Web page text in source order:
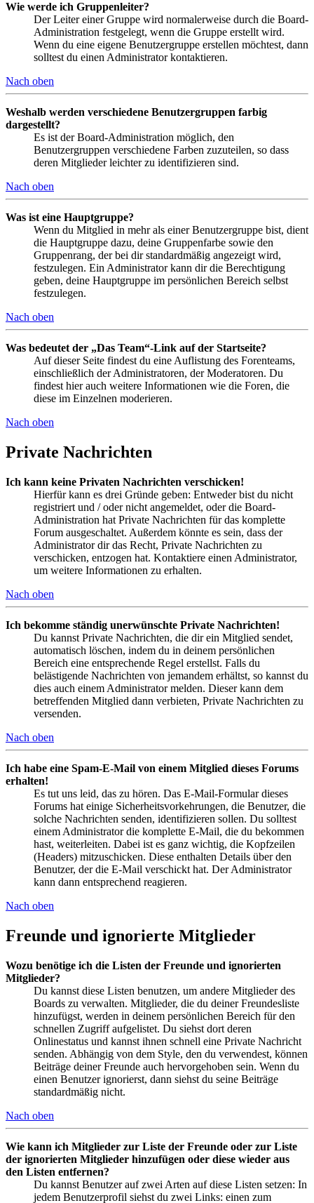
Wie werde ich Gruppenleiter?
Der Leiter einer Gruppe wird normalerweise durch die Board-
Administration festgelegt, wenn die Gruppe erstellt wird.
Wenn du eine eigene Benutzergruppe erstellen möchtest, dann
solltest du einen Administrator kontaktieren.
Nach oben
Weshalb werden verschiedene Benutzergruppen farbig
dargestellt?
Es ist der Board-Administration möglich, den
Benutzergruppen verschiedene Farben zuzuteilen, so dass
deren Mitglieder leichter zu identifizieren sind.
Nach oben
Was ist eine Hauptgruppe?
Wenn du Mitglied in mehr als einer Benutzergruppe bist, dient
die Hauptgruppe dazu, deine Gruppenfarbe sowie den
Gruppenrang, der bei dir standardmäßig angezeigt wird,
festzulegen. Ein Administrator kann dir die Berechtigung
geben, deine Hauptgruppe im persönlichen Bereich selbst
festzulegen.
Nach oben
Was bedeutet der „Das Team“-Link auf der Startseite?
Auf dieser Seite findest du eine Auflistung des Forenteams,
einschließlich der Administratoren, der Moderatoren. Du
findest hier auch weitere Informationen wie die Foren, die
diese im Einzelnen moderieren.
Nach oben
Private Nachrichten
Ich kann keine Privaten Nachrichten verschicken!
Hierfür kann es drei Gründe geben: Entweder bist du nicht
registriert und / oder nicht angemeldet, oder die Board-
Administration hat Private Nachrichten für das komplette
Forum ausgeschaltet. Außerdem könnte es sein, dass der
Administrator dir das Recht, Private Nachrichten zu
verschicken, entzogen hat. Kontaktiere einen Administrator,
um weitere Informationen zu erhalten.
Nach oben
Ich bekomme ständig unerwünschte Private Nachrichten!
Du kannst Private Nachrichten, die dir ein Mitglied sendet,
automatisch löschen, indem du in deinem persönlichen
Bereich eine entsprechende Regel erstellst. Falls du
belästigende Nachrichten von jemandem erhältst, so kannst du
dies auch einem Administrator melden. Dieser kann dem
betreffenden Mitglied dann verbieten, Private Nachrichten zu
versenden.
Nach oben
Ich habe eine Spam-E-Mail von einem Mitglied dieses Forums
erhalten!
Es tut uns leid, das zu hören. Das E-Mail-Formular dieses
Forums hat einige Sicherheitsvorkehrungen, die Benutzer, die
solche Nachrichten senden, identifizieren sollen. Du solltest
einem Administrator die komplette E-Mail, die du bekommen
hast, weiterleiten. Dabei ist es ganz wichtig, die Kopfzeilen
(Headers) mitzuschicken. Diese enthalten Details über den
Benutzer, der die E-Mail verschickt hat. Der Administrator
kann dann entsprechend reagieren.
Nach oben
Freunde und ignorierte Mitglieder
Wozu benötige ich die Listen der Freunde und ignorierten
Mitglieder?
Du kannst diese Listen benutzen, um andere Mitglieder des
Boards zu verwalten. Mitglieder, die du deiner Freundesliste
hinzufügst, werden in deinem persönlichen Bereich für den
schnellen Zugriff aufgelistet. Du siehst dort deren
Onlinestatus und kannst ihnen schnell eine Private Nachricht
senden. Abhängig von dem Style, den du verwendest, können
Beiträge deiner Freunde auch hervorgehoben sein. Wenn du
einen Benutzer ignorierst, dann siehst du seine Beiträge
standardmäßig nicht.
Nach oben
Wie kann ich Mitglieder zur Liste der Freunde oder zur Liste
der ignorierten Mitglieder hinzufügen oder diese wieder aus
den Listen entfernen?
Du kannst Benutzer auf zwei Arten auf diese Listen setzen: In
jedem Benutzerprofil siehst du zwei Links: einen zum